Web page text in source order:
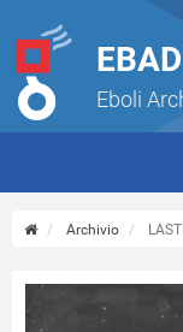
EBAD
Eboli
Archivio